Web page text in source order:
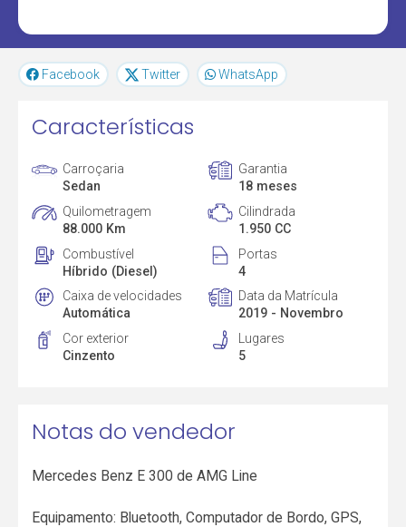
Facebook Twitter WhatsApp
Características
Carroçaria
Sedan
Garantia
18 meses
Quilometragem
88.000 Km
Cilindrada
1.950 CC
Combustível
Híbrido (Diesel)
Portas
4
Caixa de velocidades
Automática
Data da Matrícula
2019 - Novembro
Cor exterior
Cinzento
Lugares
5
Notas do vendedor
Mercedes Benz E 300 de AMG Line
Equipamento: Bluetooth, Computador de Bordo, GPS,